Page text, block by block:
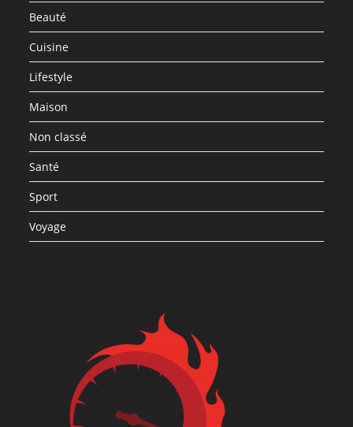
Beauté
Cuisine
Lifestyle
Maison
Non classé
Santé
Sport
Voyage